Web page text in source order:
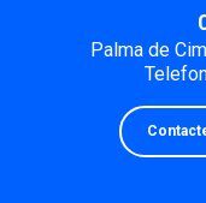
Palma de